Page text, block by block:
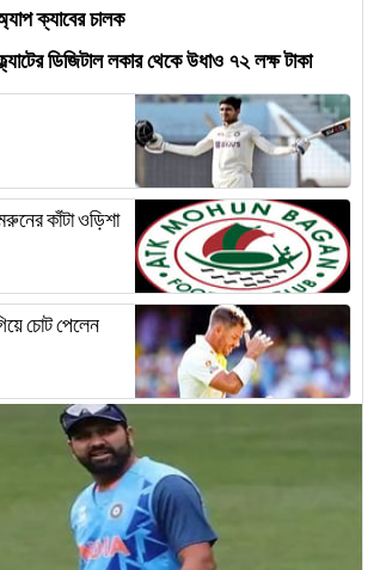
ক্যাবের চালক
ডিজিটাল লকার থেকে উধাও ৭২ লক্ষ টাকা
কাঁটা ওড়িশা
চোট পেলেন